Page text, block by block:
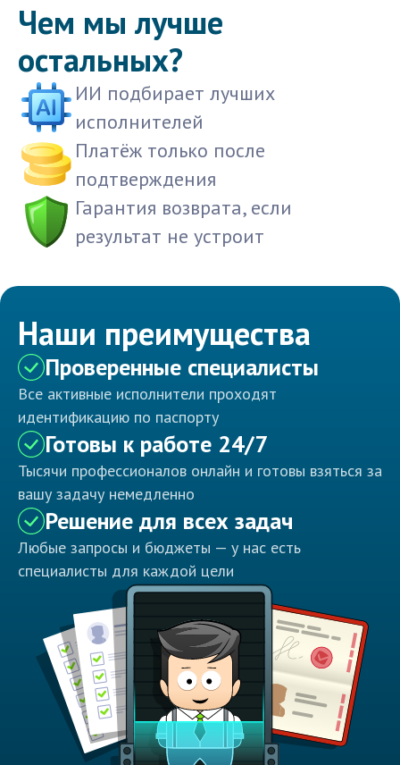
Чем мы лучше
остальных?
ИИ подбирает лучших
исполнителей
Платёж только после
подтверждения
Гарантия возврата, если
результат не устроит
Наши преимущества
Проверенные специалисты
Все активные исполнители проходят
идентификацию по паспорту
Готовы к работе 24/7
Тысячи профессионалов онлайн и готовы взяться за
вашу задачу немедленно
Решение для всех задач
Любые запросы и бюджеты — у нас есть
специалисты для каждой цели